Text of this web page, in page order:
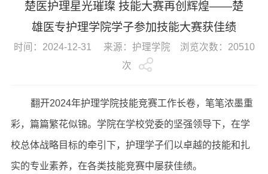
楚医护理星光璀璨 技能大赛再创辉煌——楚
雄医专护理学院学子参加技能大赛获佳绩
时间：2024-12-31 来源：护理学院 浏览次数：20510
次
翻开2024年护理学院技能竞赛工作长卷，笔笔浓墨重
彩，篇篇繁花似锦。学院在学校党委的坚强领导下，在学
校总体战略目标的牵引下，护理学子们以卓越的技能和扎
实的专业素养，在各类技能竞赛中屡获佳绩。